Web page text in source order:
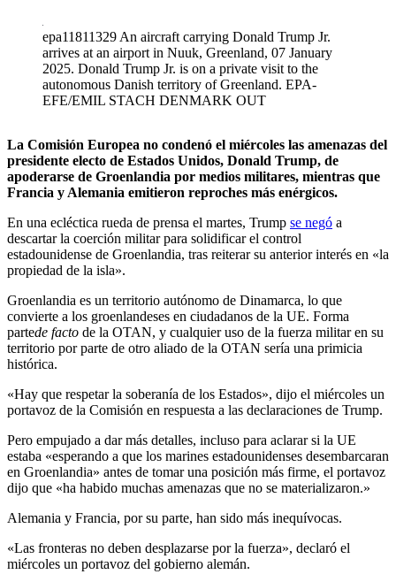
epa11811329 An aircraft carrying Donald Trump Jr.
arrives at an airport in Nuuk, Greenland, 07 January
2025. Donald Trump Jr. is on a private visit to the
autonomous Danish territory of Greenland. EPA-
EFE/EMIL STACH DENMARK OUT
La Comisión Europea no condenó el miércoles las amenazas del
presidente electo de Estados Unidos, Donald Trump, de
apoderarse de Groenlandia por medios militares, mientras que
Francia y Alemania emitieron reproches más enérgicos.
En una ecléctica rueda de prensa el martes, Trump se negó a
descartar la coerción militar para solidificar el control
estadounidense de Groenlandia, tras reiterar su anterior interés en «la
propiedad de la isla».
Groenlandia es un territorio autónomo de Dinamarca, lo que
convierte a los groenlandeses en ciudadanos de la UE. Forma
partede facto de la OTAN, y cualquier uso de la fuerza militar en su
territorio por parte de otro aliado de la OTAN sería una primicia
histórica.
«Hay que respetar la soberanía de los Estados», dijo el miércoles un
portavoz de la Comisión en respuesta a las declaraciones de Trump.
Pero empujado a dar más detalles, incluso para aclarar si la UE
estaba «esperando a que los marines estadounidenses desembarcaran
en Groenlandia» antes de tomar una posición más firme, el portavoz
dijo que «ha habido muchas amenazas que no se materializaron.»
Alemania y Francia, por su parte, han sido más inequívocas.
«Las fronteras no deben desplazarse por la fuerza», declaró el
miércoles un portavoz del gobierno alemán.